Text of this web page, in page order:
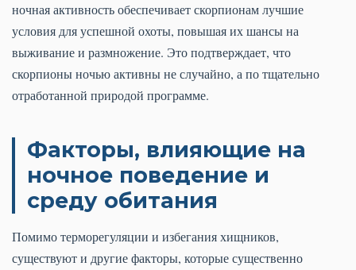
ночная активность обеспечивает скорпионам лучшие
условия для успешной охоты, повышая их шансы на
выживание и размножение. Это подтверждает, что
скорпионы ночью активны не случайно, а по тщательно
отработанной природой программе.
Факторы, влияющие на
ночное поведение и
среду обитания
Помимо терморегуляции и избегания хищников,
существуют и другие факторы, которые существенно